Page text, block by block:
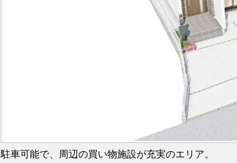
駐車可能で、周辺の買い物施設が充実のエリア。